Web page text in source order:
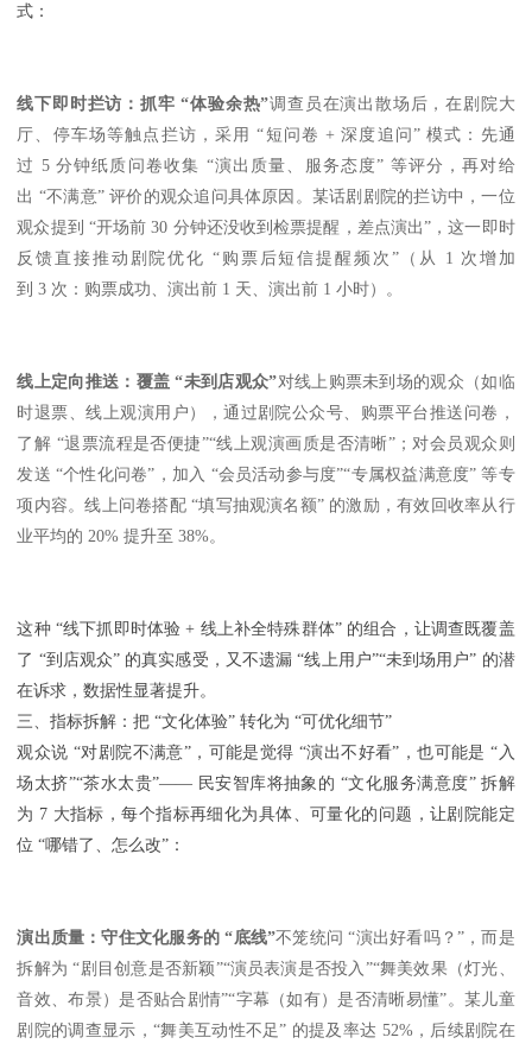
式：
线下即时拦访：抓牢 “体验余热”调查员在演出散场后，在剧院大
厅、停车场等触点拦访，采用 “短问卷 + 深度追问” 模式：先通
过 5 分钟纸质问卷收集 “演出质量、服务态度” 等评分，再对给
出 “不满意” 评价的观众追问具体原因。某话剧剧院的拦访中，一位
观众提到 “开场前 30 分钟还没收到检票提醒，差点演出”，这一即时
反馈直接推动剧院优化 “购票后短信提醒频次”（从 1 次增加
到 3 次：购票成功、演出前 1 天、演出前 1 小时）。
线上定向推送：覆盖 “未到店观众”对线上购票未到场的观众（如临
时退票、线上观演用户），通过剧院公众号、购票平台推送问卷，
了解 “退票流程是否便捷”“线上观演画质是否清晰”；对会员观众则
发送 “个性化问卷”，加入 “会员活动参与度”“专属权益满意度” 等专
项内容。线上问卷搭配 “填写抽观演名额” 的激励，有效回收率从行
业平均的 20% 提升至 38%。
这种 “线下抓即时体验 + 线上补全特殊群体” 的组合，让调查既覆盖
了 “到店观众” 的真实感受，又不遗漏 “线上用户”“未到场用户” 的潜
在诉求，数据性显著提升。
三、指标拆解：把 “文化体验” 转化为 “可优化细节”
观众说 “对剧院不满意”，可能是觉得 “演出不好看”，也可能是 “入
场太挤”“茶水太贵”—— 民安智库将抽象的 “文化服务满意度” 拆解
为 7 大指标，每个指标再细化为具体、可量化的问题，让剧院能定
位 “哪错了、怎么改”：
演出质量：守住文化服务的 “底线”不笼统问 “演出好看吗？”，而是
拆解为 “剧目创意是否新颖”“演员表演是否投入”“舞美效果（灯光、
音效、布景）是否贴合剧情”“字幕（如有）是否清晰易懂”。某儿童
剧院的调查显示，“舞美互动性不足” 的提及率达 52%，后续剧院在